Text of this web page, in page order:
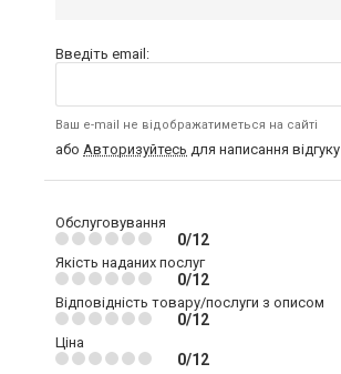
Введіть email:
Ваш e-mail не відображатиметься на сайті
або Авторизуйтесь для написання відгуку
Обслуговування
0/12
Якість наданих послуг
0/12
Відповідність товару/послуги з описом
0/12
Ціна
0/12